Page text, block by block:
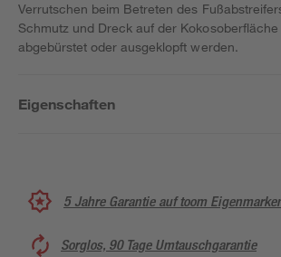
Verrutschen beim Betreten des
Schmutz und Dreck auf der Kokosoberfläche
abgebürstet oder ausgeklopft werden.
Eigenschaften
5 Jahre Garantie auf toom
Sorglos, 90 Tage Umtauschgarantie